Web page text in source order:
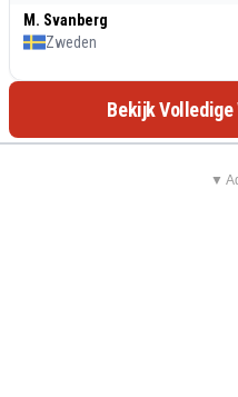
M. Svanberg
Zweden
Bekijk
▼